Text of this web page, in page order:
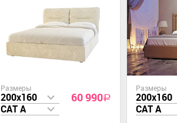
Размеры
200x160
CAT A
60 990a
Размеры
200x160
CAT A